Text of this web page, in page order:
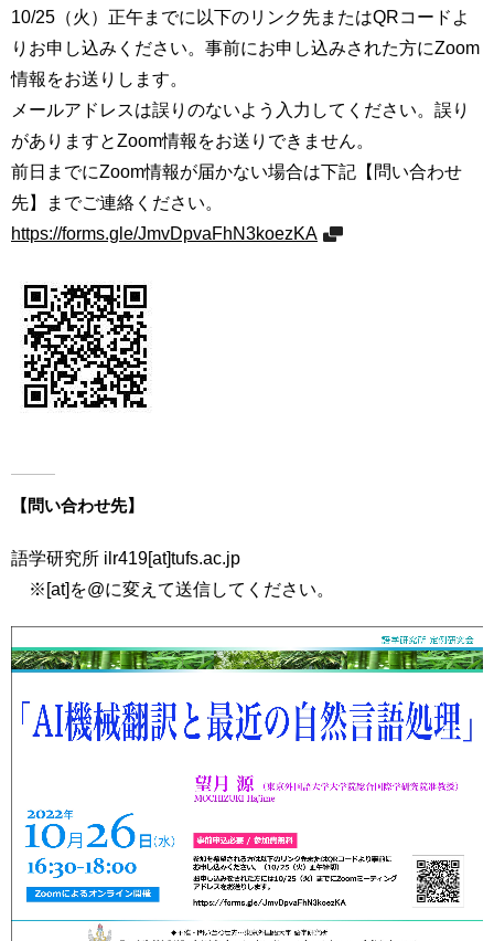
る
問
い
合
せ
交
ア
ク
セ
ス
サ
マ
ッ
プ
員
用
10/25（火）正午までに以下のリンク先またはQRコードよ
りお申し込みください。事前にお申し込みされた方にZoom
情報をお送りします。
メールアドレスは誤りのないよう入力してください。誤り
がありますとZoom情報をお送りできません。
前日までにZoom情報が届かない場合は下記【問い合わせ
先】までご連絡ください。
https://forms.gle/JmvDpvaFhN3koezKA
【問い合わせ先】
語学研究所 ilr419[at]tufs.ac.jp
※[at]を@に変えて送信してください。